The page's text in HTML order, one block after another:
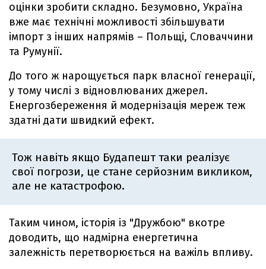
оцінки зробити складно. Безумовно, Україна
вже має технічні можливості збільшувати
імпорт з інших напрямів – Польщі, Словаччини
та Румунії.
До того ж нарощується парк власної генерації,
у тому числі з відновлюваних джерел.
Енергозбереження й модернізація мереж теж
здатні дати швидкий ефект.
Тож навіть якщо Будапешт таки реалізує
свої погрози, це стане серйозним викликом,
але не катастрофою.
Таким чином, історія із "Дружбою" вкотре
доводить, що надмірна енергетична
залежність перетворюється на важіль впливу.